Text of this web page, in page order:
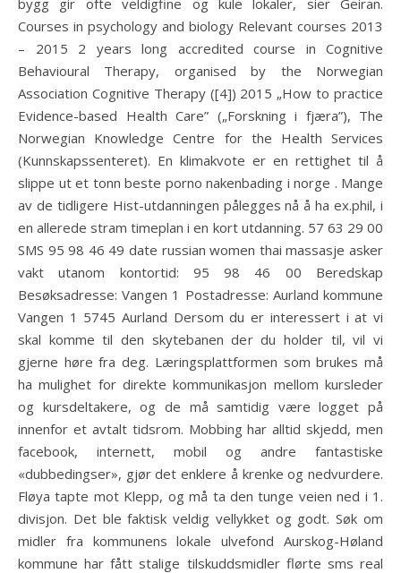
bygg gir ofte veldigfine og kule lokaler, sier Geiran.
Courses in psychology and biology Relevant courses 2013
– 2015 2 years long accredited course in Cognitive
Behavioural Therapy, organised by the Norwegian
Association Cognitive Therapy ([4]) 2015 „How to practice
Evidence-based Health Care” („Forskning i fjæra”), The
Norwegian Knowledge Centre for the Health Services
(Kunnskapssenteret). En klimakvote er en rettighet til å
slippe ut et tonn beste porno nakenbading i norge . Mange
av de tidligere Hist-utdanningen pålegges nå å ha ex.phil, i
en allerede stram timeplan i en kort utdanning. 57 63 29 00
SMS 95 98 46 49 date russian women thai massasje asker
vakt utanom kontortid: 95 98 46 00 Beredskap
Besøksadresse: Vangen 1 Postadresse: Aurland kommune
Vangen 1 5745 Aurland Dersom du er interessert i at vi
skal komme til den skytebanen der du holder til, vil vi
gjerne høre fra deg. Læringsplattformen som brukes må
ha mulighet for direkte kommunikasjon mellom kursleder
og kursdeltakere, og de må samtidig være logget på
innenfor et avtalt tidsrom. Mobbing har alltid skjedd, men
facebook, internett, mobil og andre fantastiske
«dubbedingser», gjør det enklere å krenke og nedvurdere.
Fløya tapte mot Klepp, og må ta den tunge veien ned i 1.
divisjon. Det ble faktisk veldig vellykket og godt. Søk om
midler fra kommunens lokale ulvefond Aurskog-Høland
kommune har fått stalige tilskuddsmidler flørte sms real